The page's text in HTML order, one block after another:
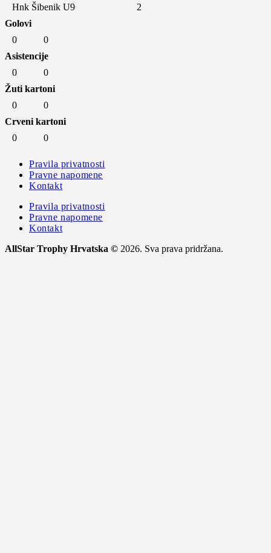
Hnk Šibenik U9
2
Golovi
0
0
Asistencije
0
0
Žuti kartoni
0
0
Crveni kartoni
0
0
Pravila privatnosti
Pravne napomene
Kontakt
Pravila privatnosti
Pravne napomene
Kontakt
AllStar Trophy Hrvatska © 2026. Sva prava pridržana.